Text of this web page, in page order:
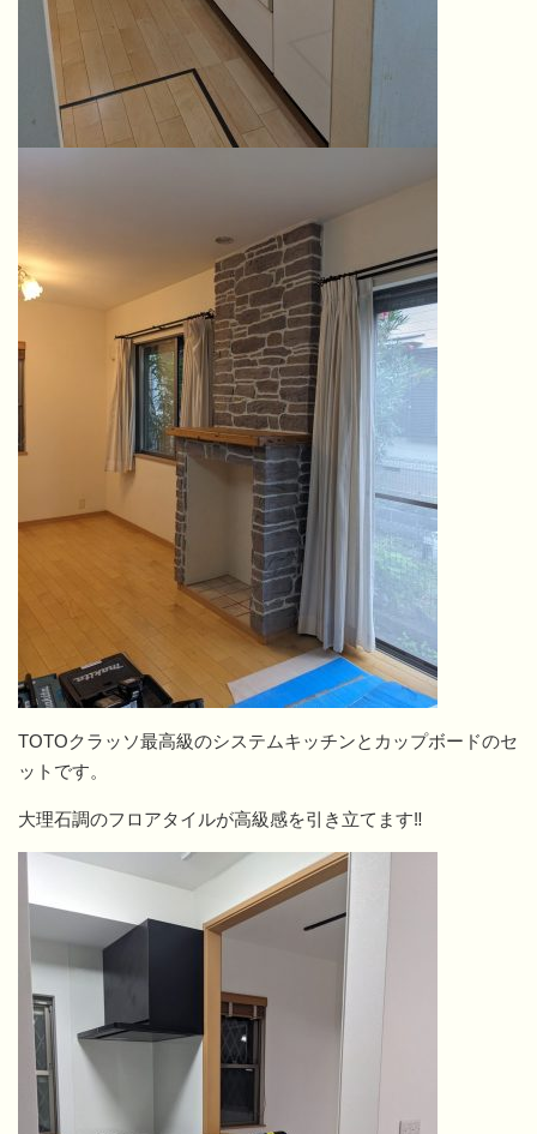
TOTOクラッソ最高級のシステムキッチンとカップボードのセ
ットです。
大理石調のフロアタイルが高級感を引き立てます‼